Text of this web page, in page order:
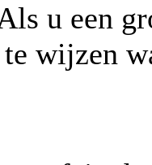
u een
wijzen